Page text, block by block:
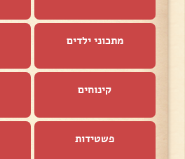
מתכוני ילדים
קינוחים
פשטידות